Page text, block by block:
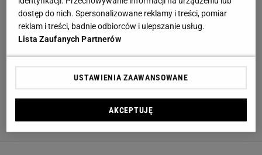
dostęp do nich. Spersonalizowane reklamy i treści, pomiar
reklam i treści, badnie odbiorców i ulepszanie usług.
Lista Zaufanych Partnerów
USTAWIENIA ZAAWANSOWANE
AKCEPTUJĘ